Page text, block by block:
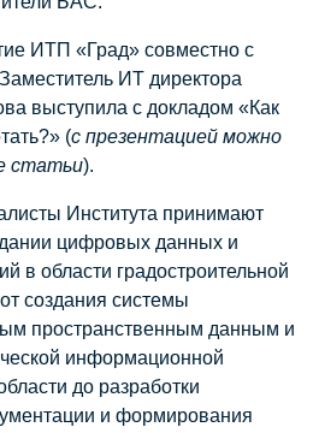
ИТП «Град» совместно с
ИТ директора
выступила с докладом «Как
(с презентацией можно
статьи).
Института принимают
цифровых данных и
в области градостроительной
создания системы
пространственным данным и
информационной
до разработки
и формирования